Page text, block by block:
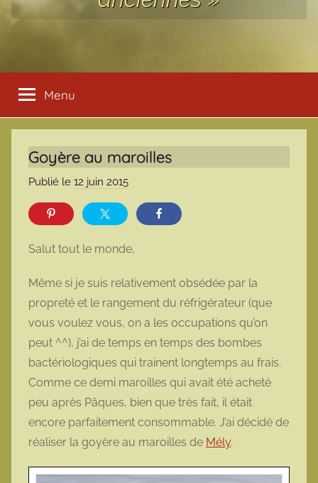
Menu
Goyère au maroilles
Publié le 12 juin 2015
a
o
t
t
e
Salut tout le monde,
Même si je suis relativement obsédée par la
propreté et le rangement du réfrigérateur (que
vous voulez vous, on a les occupations qu’on
peut ^^), j’ai de temps en temps des bombes
bactériologiques qui trainent longtemps au frais.
Comme ce demi maroilles qui avait été acheté
peu après Pâques, bien que très fait, il était
encore parfaitement consommable. J’ai décidé de
réaliser la goyère au maroilles de Mély.